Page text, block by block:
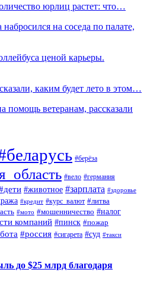
юрлиц растет: что…
на соседа по палате,
ценой карьеры.
каким будет лето в этом…
помощь ветеранам, рассказали
#берёза
#вело #германия
#животное #зарплата #здоровье
#кредит #курс_валют #литва
#мото #мошенничество #налог
компаний #пинск #пожар
#россия #сигарета #суд #такси
до $25 млрд благодаря